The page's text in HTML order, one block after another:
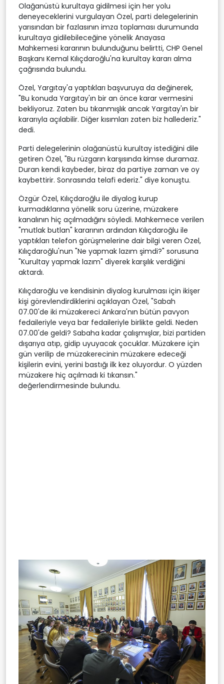
Olağanüstü kurultaya gidilmesi için her yolu
deneyeceklerini vurgulayan Özel, parti delegelerinin
yarısından bir fazlasının imza toplaması durumunda
kurultaya gidilebileceğine yönelik Anayasa
Mahkemesi kararının bulunduğunu belirtti, CHP Genel
Başkanı Kemal Kılıçdaroğlu'na kurultay kararı alma
çağrısında bulundu.
Özel, Yargıtay'a yaptıkları başvuruya da değinerek,
"Bu konuda Yargıtay'ın bir an önce karar vermesini
bekliyoruz. Zaten bu tıkanmışlık ancak Yargıtay'ın bir
kararıyla açılabilir. Diğer kısımları zaten biz hallederiz."
dedi.
Parti delegelerinin olağanüstü kurultay istediğini dile
getiren Özel, "Bu rüzgarın karşısında kimse duramaz.
Duran kendi kaybeder, biraz da partiye zaman ve oy
kaybettirir. Sonrasında telafi ederiz." diye konuştu.
Özgür Özel, Kılıçdaroğlu ile diyalog kurup
kurmadıklarına yönelik soru üzerine, müzakere
kanalının hiç açılmadığını söyledi. Mahkemece verilen
"mutlak butlan" kararının ardından Kılıçdaroğlu ile
yaptıkları telefon görüşmelerine dair bilgi veren Özel,
Kılıçdaroğlu'nun "Ne yapmak lazım şimdi?" sorusuna
"Kurultay yapmak lazım" diyerek karşılık verdiğini
aktardı.
Kılıçdaroğlu ve kendisinin diyalog kurulması için ikişer
kişi görevlendirdiklerini açıklayan Özel, "Sabah
07.00'de iki müzakereci Ankara'nın bütün pavyon
fedaileriyle veya bar fedaileriyle birlikte geldi. Neden
07.00'de geldi? Sabaha kadar çalışmışlar, bizi partiden
dışarıya atıp, gidip uyuyacak çocuklar. Müzakere için
gün verilip de müzakerecinin müzakere edeceği
kişilerin evini, yerini bastığı ilk kez oluyordur. O yüzden
müzakere hiç açılmadı ki tıkansın."
değerlendirmesinde bulundu.